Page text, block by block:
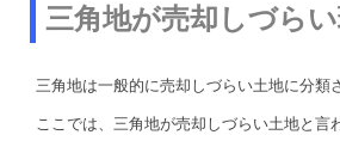
三角地が売却しづら
三角地は一般的に売却しづらい土地に分類
ここでは、三角地が売却しづらい土地と言